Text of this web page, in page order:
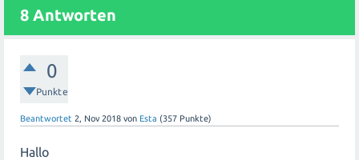
jedoch sein, dass deine Frauenärztin aus bestimmten
Es ist wichtig zu beachten, dass jeder Arzt seine eigenen
Untersuchungen er durchführt. Wenn deine Frauenärztin
sagt, dass nur drei Untersuchungen gemacht werden,
8 Antworten
0
Punkte
Beantwortet 2, Nov 2018 von Esta (357 Punkte)
Hallo